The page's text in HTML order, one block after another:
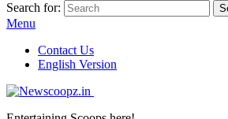
Search for:
Menu
Contact Us
English Version